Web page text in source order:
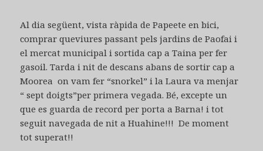
Al dia següent, vista ràpida de Papeete en bici,
comprar queviures passant pels jardins de Paofai i
el mercat municipal i sortida cap a Taina per fer
gasoil. Tarda i nit de descans abans de sortir cap a
Moorea on vam fer “snorkel” i la Laura va menjar
“ sept doigts”per primera vegada. Bé, excepte un
que es guarda de record per porta a Barna! i tot
seguit navegada de nit a Huahine!!! De moment
tot superat!!